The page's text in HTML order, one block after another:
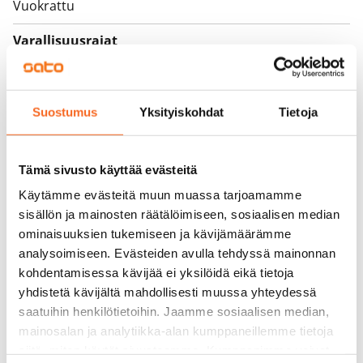
Suostumus Yksityiskohdat Tietoja
Tämä sivusto käyttää evästeitä
Käytämme evästeitä muun muassa tarjoamamme
sisällön ja mainosten räätälöimiseen, sosiaalisen median
ominaisuuksien tukemiseen ja kävijämäärämme
analysoimiseen. Evästeiden avulla tehdyssä mainonnan
kohdentamisessa kävijää ei yksilöidä eikä tietoja
yhdistetä kävijältä mahdollisesti muussa yhteydessä
saatuihin henkilötietoihin. Jaamme sosiaalisen median,
mainosalan ja analytiikka-alan kumppaneillemme tietoja
Vuokrattu
Varallisuusrajat
Vuokra
Pakollinen, ei sisälly vuokraan
Vesimaksu
Kulutuksen mukaan
Sähkömaksu
Vuokralainen solmii itse sähkösopimuksen.